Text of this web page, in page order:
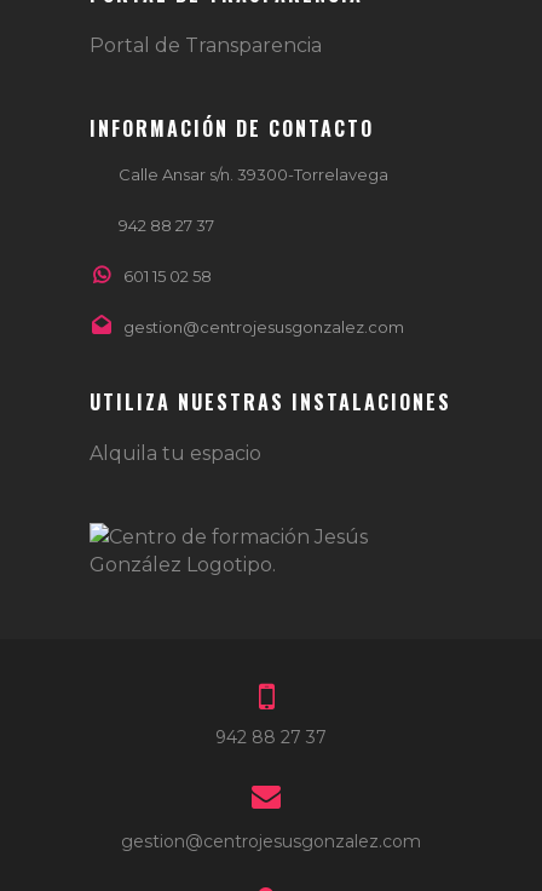
Portal de Transparencia
INFORMACIÓN DE CONTACTO
Calle Ansar s/n. 39300-Torrelavega
942 88 27 37
601 15 02 58
gestion@centrojesusgonzalez.com
UTILIZA NUESTRAS INSTALACIONES
Alquila tu espacio
942 88 27 37
gestion@centrojesusgonzalez.com